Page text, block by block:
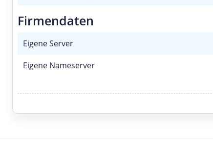
Firmendaten
Eigene Server
Eigene Nameserver